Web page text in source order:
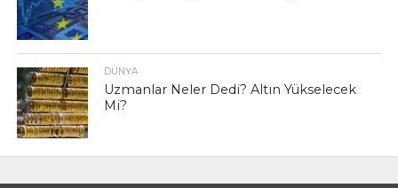
DÜNYA
Uzmanlar Neler Dedi? Altın Yükselecek
Mi?